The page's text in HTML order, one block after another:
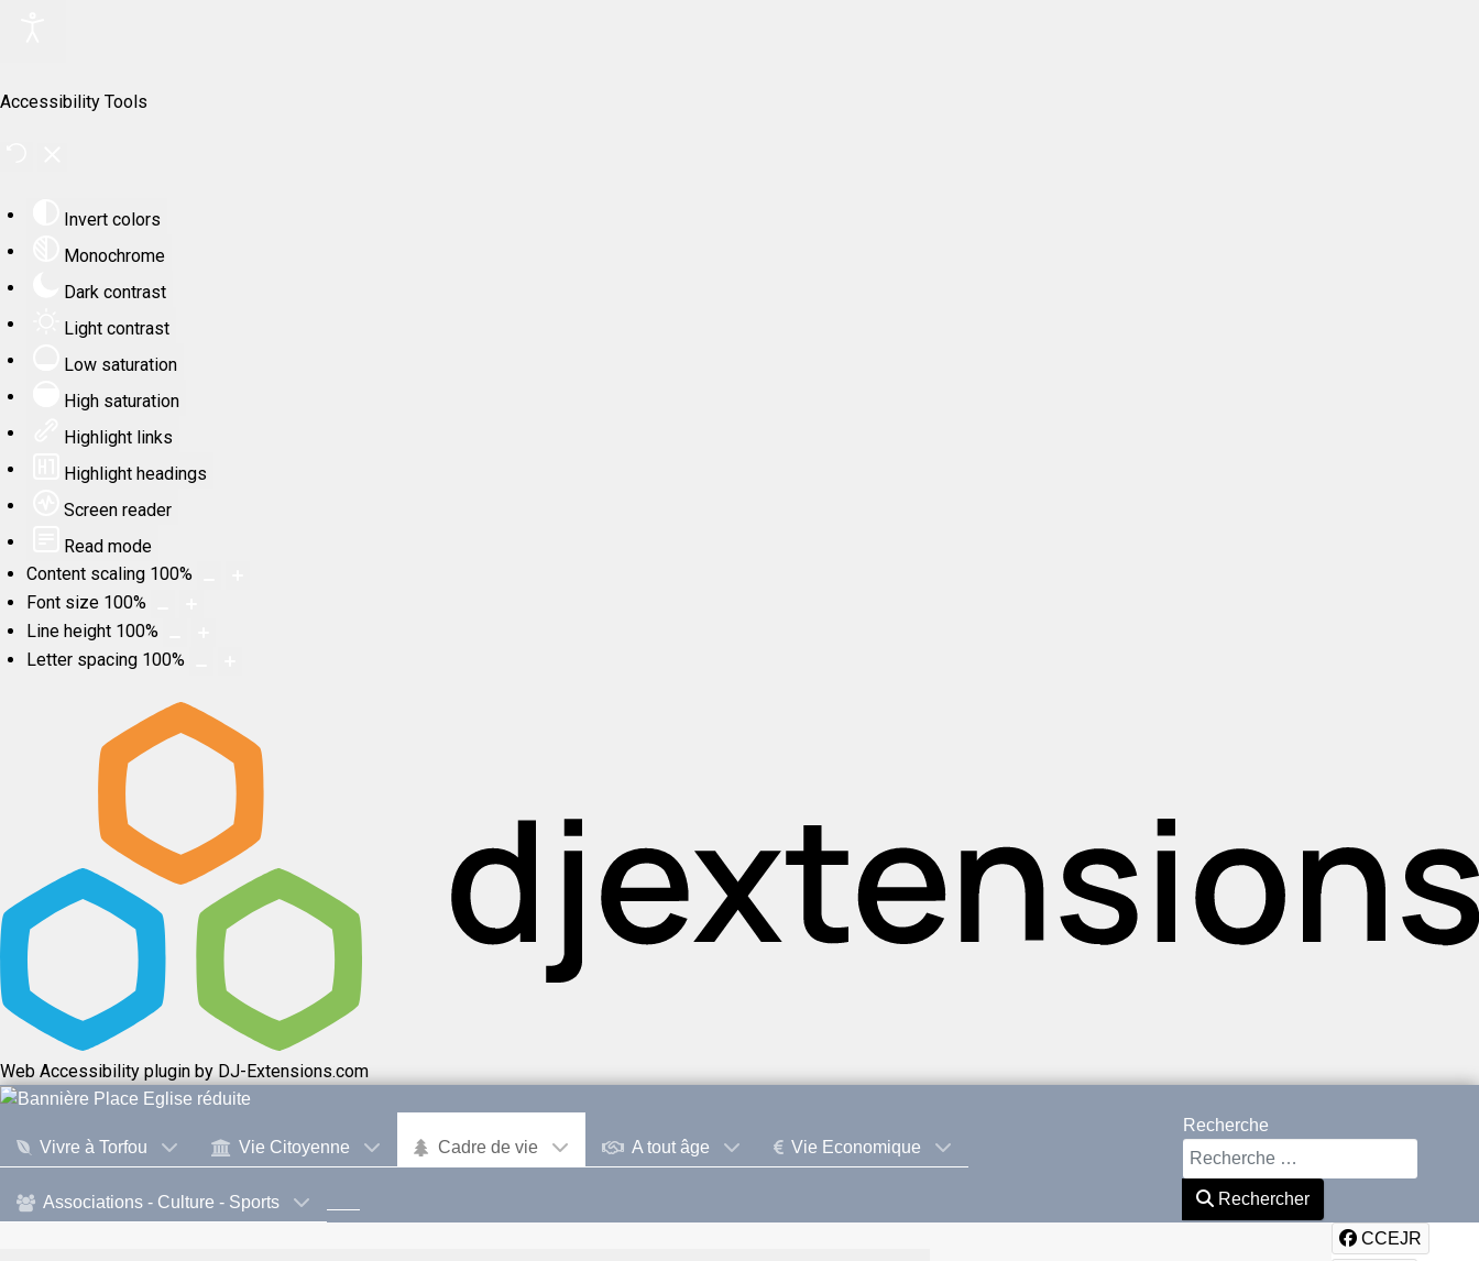
Accessibility Tools
Invert colors
Monochrome
Dark contrast
Light contrast
Low saturation
High saturation
Highlight links
Highlight headings
Screen reader
Read mode
Content scaling 100%
Font size 100%
Line height 100%
Letter spacing 100%
Web Accessibility plugin by DJ-Extensions.com
Vivre à Torfou Vie Citoyenne Cadre de vie A tout âge Vie Economique
Associations - Culture - Sports
Recherche
Rechercher
CCEJR